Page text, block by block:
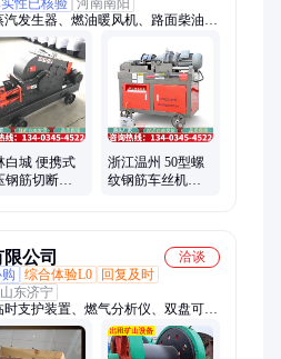
性已核验 河南南阳
发生器、燃油暖风机、路面柴油双
钻机、潜孔钻机、内燃式凿岩机、
机、钢筋弯弧机、钢筋冷挤压机、
钢筋切断机、钢筋弯曲机、钢筋弯
型机、钢筋除锈机、钢筋对焊机、
管机、螺杆式注浆泵、挤压式注浆
白城 便携式
钢筋切断机
浙江温州 50型螺
纹钢筋车丝机直
公司
洽谈
综合体验L0
回复及时
山东济宁
支护装置、燃气分析仪、双盘可调
液压纠偏装置、货叉、电液推杆、
空进样器、氢气发生器、道口板、缓